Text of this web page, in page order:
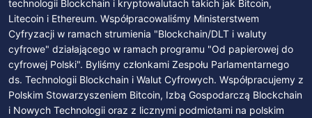
technologii Blockchain i kryptowalutach takich jak Bitcoin,
Litecoin i Ethereum. Współpracowaliśmy Ministerstwem
Cyfryzacji w ramach strumienia "Blockchain/DLT i waluty
cyfrowe" działającego w ramach programu "Od papierowej do
cyfrowej Polski". Byliśmy członkami Zespołu Parlamentarnego
ds. Technologii Blockchain i Walut Cyfrowych. Współpracujemy z
Polskim Stowarzyszeniem Bitcoin, Izbą Gospodarczą Blockchain
i Nowych Technologii oraz z licznymi podmiotami na polskim